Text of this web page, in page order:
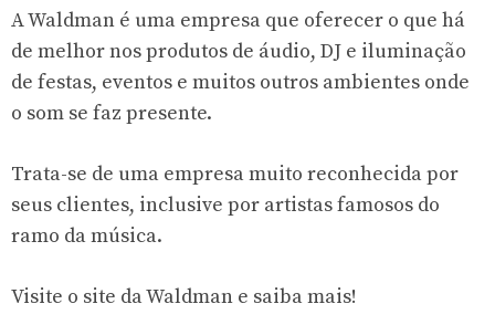
A Waldman é uma empresa que oferecer o que há
de melhor nos produtos de áudio, DJ e iluminação
de festas, eventos e muitos outros ambientes onde
o som se faz presente.
Trata-se de uma empresa muito reconhecida por
seus clientes, inclusive por artistas famosos do
ramo da música.
Visite o site da Waldman e saiba mais!